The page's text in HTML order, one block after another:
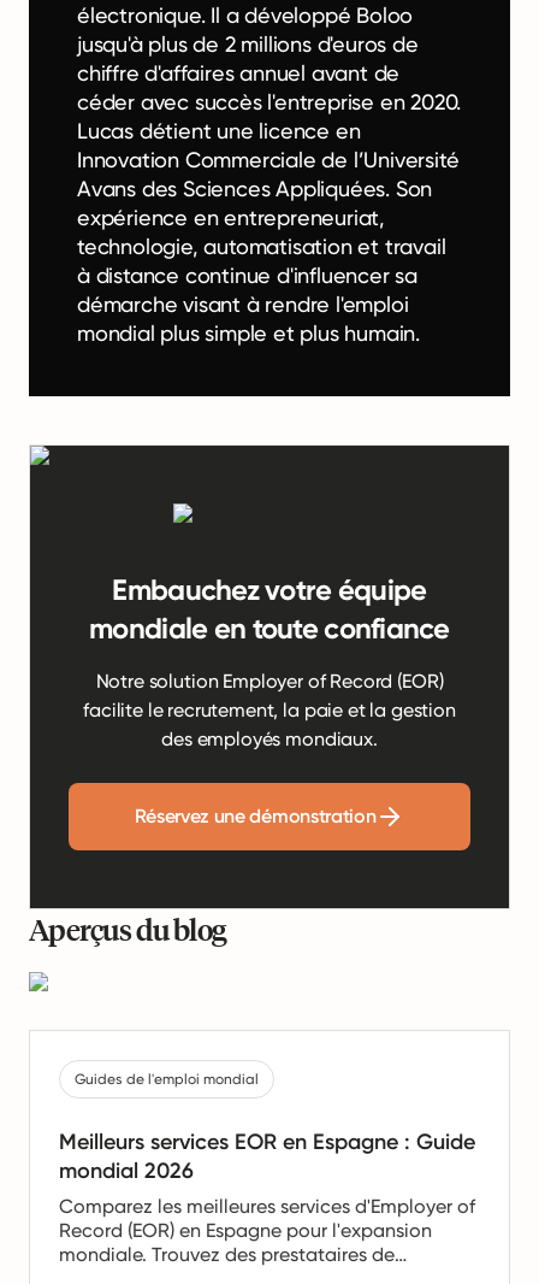
électronique. Il a développé Boloo
jusqu'à plus de 2 millions d'euros de
chiffre d'affaires annuel avant de
céder avec succès l'entreprise en 2020.
Lucas détient une licence en
Innovation Commerciale de l’Université
Avans des Sciences Appliquées. Son
expérience en entrepreneuriat,
technologie, automatisation et travail
à distance continue d'influencer sa
démarche visant à rendre l'emploi
mondial plus simple et plus humain.
Embauchez votre équipe
mondiale en toute confiance
Notre solution Employer of Record (EOR)
facilite le recrutement, la paie et la gestion
des employés mondiaux.
Réservez une démonstration
Aperçus du blog
Guides de l'emploi mondial
Meilleurs services EOR en Espagne : Guide
mondial 2026
Comparez les meilleures services d'Employer of
Record (EOR) en Espagne pour l'expansion
mondiale. Trouvez des prestataires de